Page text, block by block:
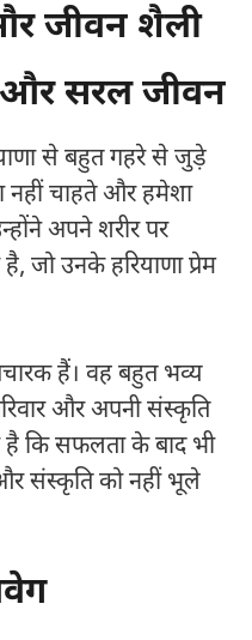
जीवन शैली
और सरल जीवन
से बहुत गहरे से जुड़े
नहीं चाहते और हमेशा
अपने शरीर पर
जो उनके हरियाणा प्रेम
हैं। वह बहुत भव्य
और अपनी संस्कृति
है कि सफलता के बाद भी
संस्कृति को नहीं भूले